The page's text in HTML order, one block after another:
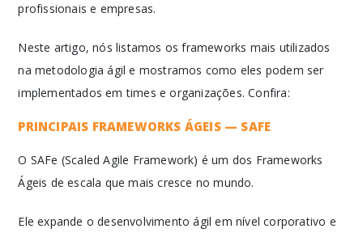
profissionais e empresas.
Neste artigo, nós listamos os frameworks mais utilizados
na metodologia ágil e mostramos como eles podem ser
implementados em times e organizações. Confira:
PRINCIPAIS FRAMEWORKS ÁGEIS — SAFE
O SAFe (Scaled Agile Framework) é um dos Frameworks
Ágeis de escala que mais cresce no mundo.
Ele expande o desenvolvimento ágil em nível corporativo e